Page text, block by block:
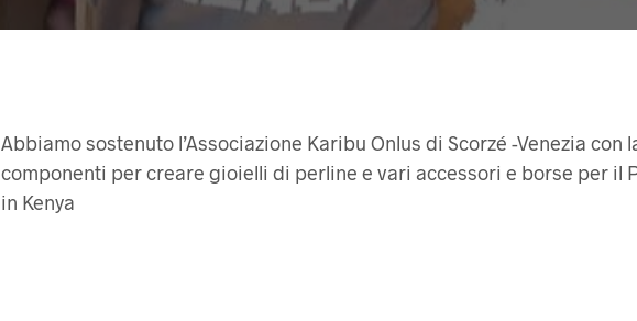
Abbiamo sostenuto l’Associazione Karibu Onlus di Scorzé -Venezia con
componenti per creare gioielli di perline e vari accessori e borse per il
in Kenya